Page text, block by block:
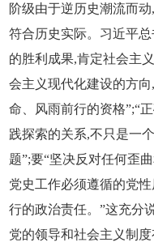
阶级由于逆历史潮流而
符合历史实际。习近平
的胜利成果,肯定社会主
会主义现代化建设的方
命、风雨前行的资格”;“
践探索的关系,不只是一
题”;要“坚决反对任何歪
党史工作必须遵循的党
行的政治责任。”这充分
党的领导和社会主义制